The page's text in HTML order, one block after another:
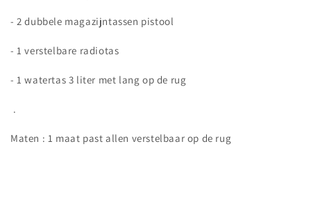
- 2 dubbele magazijntassen pistool
- 1 verstelbare radiotas
- 1 watertas 3 liter met lang op de rug
.
Maten : 1 maat past allen verstelbaar op de rug